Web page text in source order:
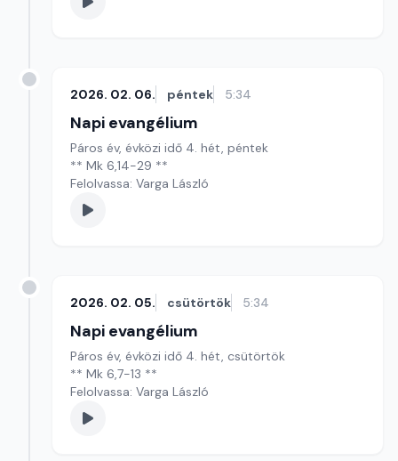
2026. 02. 06. péntek 5:34
Napi evangélium
Páros év, évközi idő 4. hét, péntek
** Mk 6,14-29 **
Felolvassa: Varga László
2026. 02. 05. csütörtök 5:34
Napi evangélium
Páros év, évközi idő 4. hét, csütörtök
** Mk 6,7-13 **
Felolvassa: Varga László